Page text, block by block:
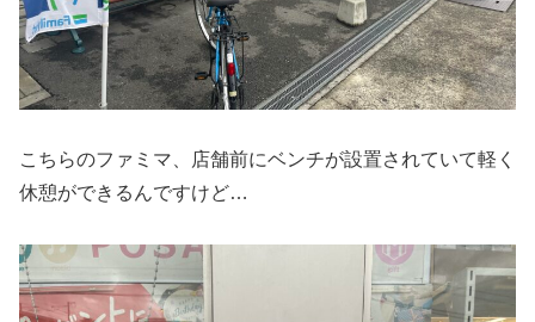
こちらのファミマ、店舗前にベンチが設置されていて軽く
休憩ができるんですけど…